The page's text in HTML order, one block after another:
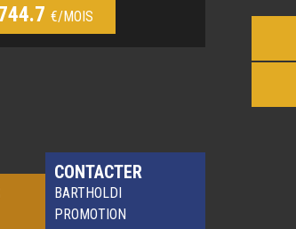
€/MOIS
CONTACTER
BARTHOLDI
PROMOTION